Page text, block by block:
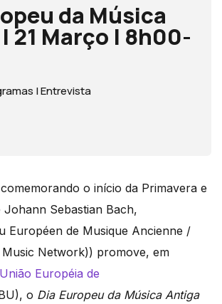
da Música
21 Março | 8h00-
| Entrevista
o início da Primavera e
Sebastian Bach,
Européen de Musique Ancienne /
Network)) promove, em
União Européia de
o Dia Europeu da Música Antiga